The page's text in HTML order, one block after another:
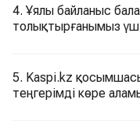
4. Ұялы байланыс балансын
толықтырғанымыз
5. Kaspi.kz
теңгерімді көре